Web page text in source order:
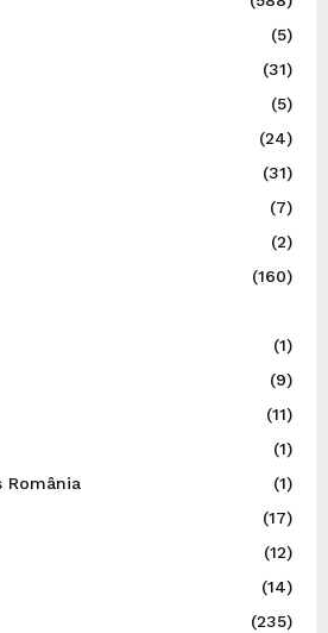
(5)
(31)
(5)
(24)
(31)
(7)
(2)
(160)
(1)
(9)
(11)
(1)
România
(1)
(17)
(12)
(14)
(235)